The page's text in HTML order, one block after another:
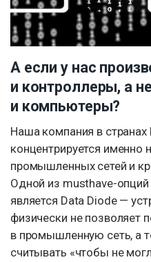
А если у нас
и контроллеры, а
и компьютеры?
Наша компания в
концентрируется именно
промышленных сетей и
Одной из musthave-опций
является Data Diode —
физически не позволяет
в промышленную сеть, а
считывать «чтобы не